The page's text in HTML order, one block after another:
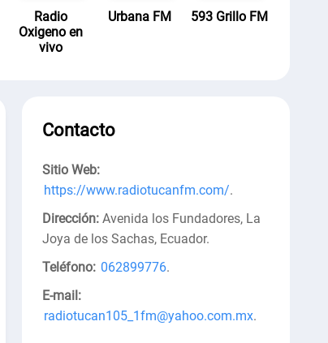
Radio
Oxigeno en
vivo
Urbana FM 593 Grillo FM
Contacto
Sitio Web:
https://www.radiotucanfm.com/.
Dirección: Avenida los Fundadores, La
Joya de los Sachas, Ecuador.
Teléfono: 062899776.
E-mail:
radiotucan105_1fm@yahoo.com.mx.